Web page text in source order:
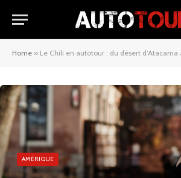
Home » Le Chili en autotour : du désert d’Atacama à la
AMÉRIQUE